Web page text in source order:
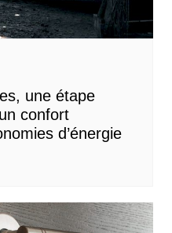
une étape
confort
d’énergie